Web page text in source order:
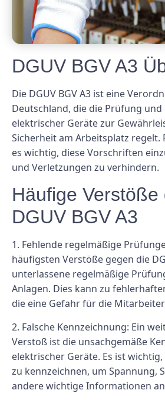
DGUV BGV A3
Die DGUV BGV A3 ist eine
Deutschland, die die Prüfung und
elektrischer Geräte zur
Sicherheit am Arbeitsplatz regelt.
es wichtig, diese Vorschriften
und Verletzungen zu verhindern.
Häufige Verstöße
DGUV BGV A3
1. Fehlende regelmäßige
häufigsten Verstöße gegen die
unterlassene regelmäßige
Anlagen. Dies kann zu
die eine Gefahr für die
2. Falsche Kennzeichnung: Ein
Verstoß ist die unsachgemäße
elektrischer Geräte. Es ist
zu kennzeichnen, um Spannung,
andere wichtige Informationen